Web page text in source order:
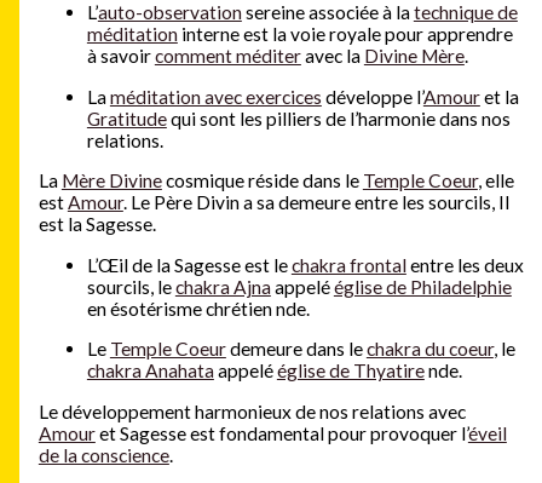
L’auto-observationsereine associée à latechnique de
méditationinterne est la voie royale pour apprendre
à savoircomment méditeravec la Divine Mère.
Laméditation avec exercices développe l’Amouret la
Gratitudequi sont les pilliers de l’harmonie dans nos
relations.
La Mère Divinecosmique réside dans le Temple Coeur, elle
estAmour. Le Père Divin a sa demeure entre les sourcils, Il
est la Sagesse.
L’Œil de la Sagesse est lechakra frontalentre les deux
sourcils, lechakra Ajnaappelééglise de Philadelphie
en ésotérisme chrétien nde.
Le Temple Coeurdemeure dans lechakra du coeur, le
chakra Anahataappelééglise de Thyatirende.
Le développement harmonieux de nos relations avec
Amouret Sagesse est fondamental pour provoquer l’éveil
de la conscience.